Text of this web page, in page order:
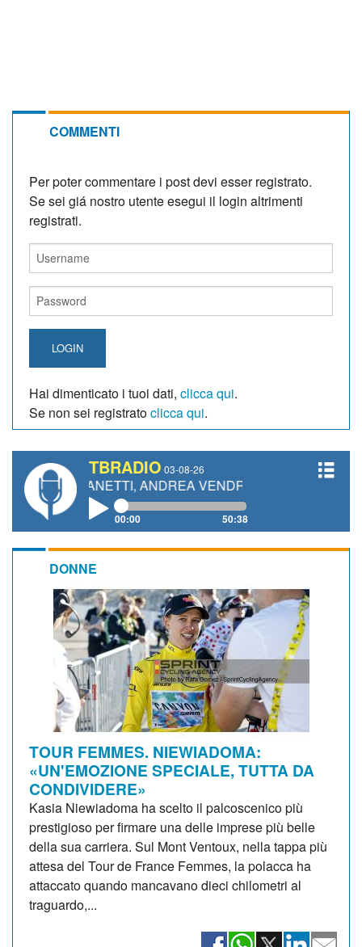
COMMENTI
Per poter commentare i post devi esser registrato.
Se sei giá nostro utente esegui il login altrimenti
registrati.
LOGIN
Hai dimenticato i tuoi dati, clicca qui.
Se non sei registratoclicca qui.
TBRADIO 03-08-26
GIANETTI, ANDREA VENDRAME, FILIPPO FIORELLI
00:00 50:38
DONNE
TOUR FEMMES. NIEWIADOMA:
«UN'EMOZIONE SPECIALE, TUTTA DA
CONDIVIDERE»
Kasia Niewiadoma ha scelto il palcoscenico più
prestigioso per firmare una delle imprese più belle
della sua carriera. Sul Mont Ventoux, nella tappa più
attesa del Tour de France Femmes, la polacca ha
attaccato quando mancavano dieci chilometri al
traguardo,...